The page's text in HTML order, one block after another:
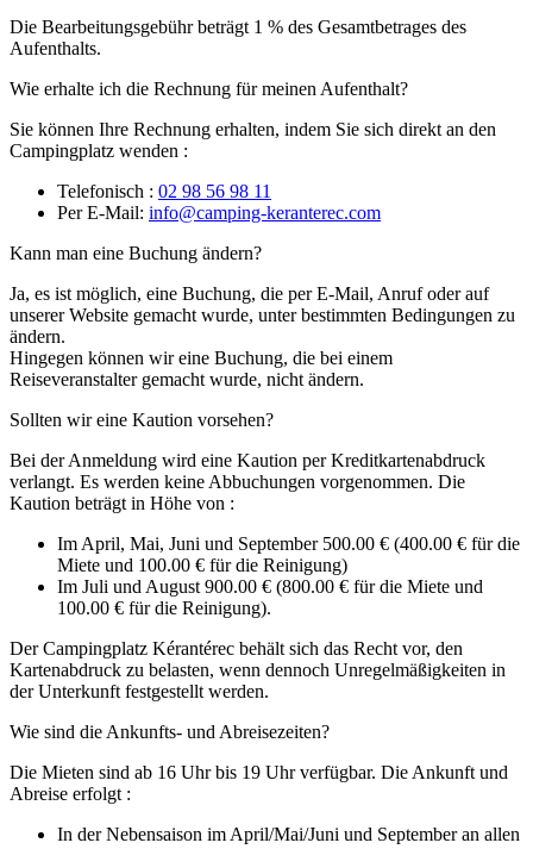
Die Bearbeitungsgebühr beträgt 1 % des Gesamtbetrages des
Aufenthalts.
Wie erhalte ich die Rechnung für meinen Aufenthalt?
Sie können Ihre Rechnung erhalten, indem Sie sich direkt an den
Campingplatz wenden :
Telefonisch : 02 98 56 98 11
Per E-Mail: info@camping-keranterec.com
Kann man eine Buchung ändern?
Ja, es ist möglich, eine Buchung, die per E-Mail, Anruf oder auf
unserer Website gemacht wurde, unter bestimmten Bedingungen zu
ändern.
Hingegen können wir eine Buchung, die bei einem
Reiseveranstalter gemacht wurde, nicht ändern.
Sollten wir eine Kaution vorsehen?
Bei der Anmeldung wird eine Kaution per Kreditkartenabdruck
verlangt. Es werden keine Abbuchungen vorgenommen. Die
Kaution beträgt in Höhe von :
Im April, Mai, Juni und September 500.00 € (400.00 € für die
Miete und 100.00 € für die Reinigung)
Im Juli und August 900.00 € (800.00 € für die Miete und
100.00 € für die Reinigung).
Der Campingplatz Kérantérec behält sich das Recht vor, den
Kartenabdruck zu belasten, wenn dennoch Unregelmäßigkeiten in
der Unterkunft festgestellt werden.
Wie sind die Ankunfts- und Abreisezeiten?
Die Mieten sind ab 16 Uhr bis 19 Uhr verfügbar. Die Ankunft und
Abreise erfolgt :
In der Nebensaison im April/Mai/Juni und September an allen